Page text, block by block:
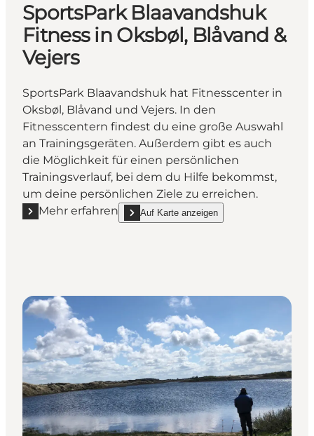
SportsPark Blaavandshuk
Fitness in Oksbøl, Blåvand &
Vejers
SportsPark Blaavandshuk hat Fitnesscenter in
Oksbøl, Blåvand und Vejers. In den
Fitnesscentern findest du eine große Auswahl
an Trainingsgeräten. Außerdem gibt es auch
die Möglichkeit für einen persönlichen
Trainingsverlauf, bei dem du Hilfe bekommst,
um deine persönlichen Ziele zu erreichen.
Mehr erfahren
Mehr erfahren "SportsPark Blaavandshuk Fitness in
Auf Karte anzeigen
show SportsPark Blaavandshuk Fitness in